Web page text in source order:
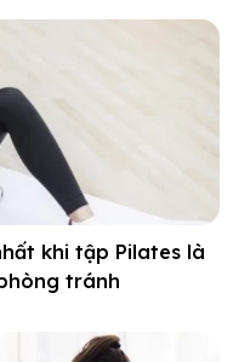
khi tập Pilates là
tránh